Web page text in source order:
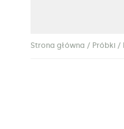
Strona główna / Próbki /